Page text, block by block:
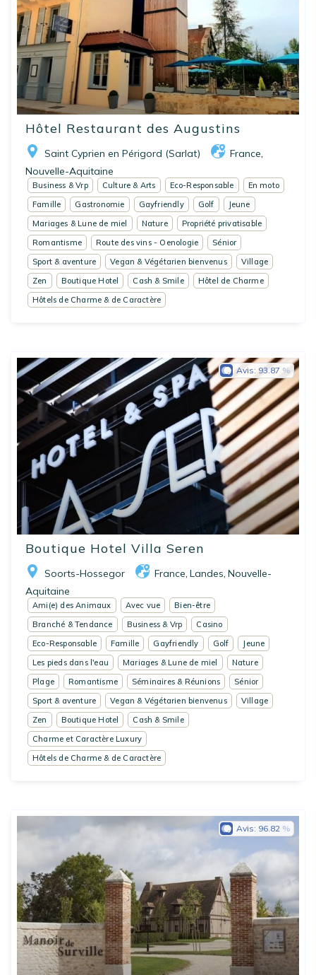
Hôtel Restaurant des Augustins
Saint Cyprien en Périgord (Sarlat) France,
Nouvelle-Aquitaine
Business & Vrp Culture & Arts Eco-Responsable
En moto
Famille
Gastronomie Gayfriendly Golf
Jeune
Mariages & Lune de miel
Nature
Propriété privatisable
Romantisme
Route des vins - Oenologie
Sénior
Sport & aventure
Vegan & Végétarien bienvenus
Village
Zen
Boutique Hotel Cash & Smile
Hôtel de Charme
Hôtels de Charme & de Caractère
Boutique Hotel Villa Seren
Soorts-Hossegor France, Landes, Nouvelle-
Aquitaine
Avis: 93.87
Ami(e) des Animaux Avec vue
Bien-être
Branché & Tendance
Business & Vrp
Casino
Eco-Responsable
Famille Gayfriendly Golf
Jeune
Les pieds dans l'eau
Mariages & Lune de miel
Nature
Plage
Romantisme Séminaires & Réunions
Sénior
Sport & aventure
Vegan & Végétarien bienvenus
Village
Zen
Boutique Hotel
Cash & Smile
Charme et Caractère Luxury
Hôtels de Charme & de Caractère
Avis: 96.82